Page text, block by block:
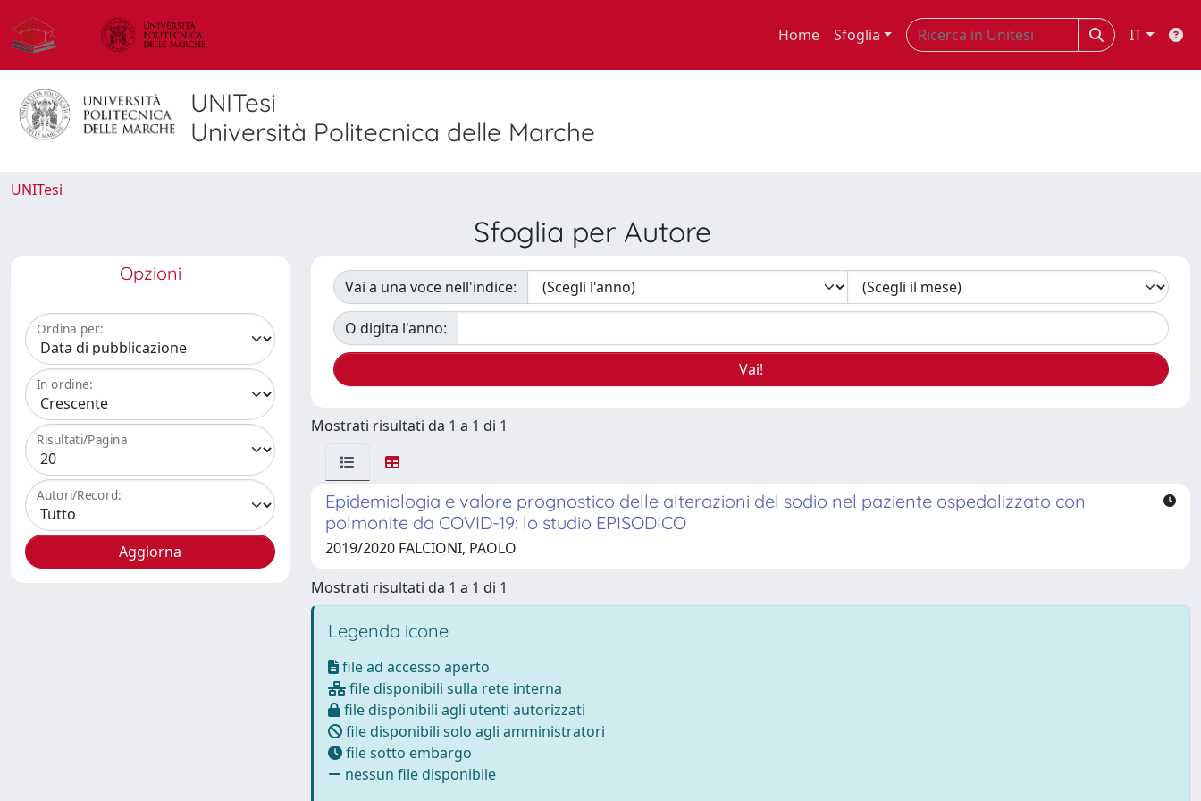
Home Sfoglia IT
UNITesi
Università Politecnica delle Marche
UNITesi
Sfoglia per Autore
Opzioni
Ordina per:
In ordine:
Risultati/Pagina
Autori/Record:
Vai a una voce nell'indice:
O digita l'anno:
Mostrati risultati da 1 a 1 di 1
Epidemiologia e valore prognostico delle alterazioni del sodio nel paziente ospedalizzato con
polmonite da COVID-19: lo studio EPISODICO
2019/2020 FALCIONI, PAOLO
Mostrati risultati da 1 a 1 di 1
Legenda icone
file ad accesso aperto
file disponibili sulla rete interna
file disponibili agli utenti autorizzati
file disponibili solo agli amministratori
file sotto embargo
nessun file disponibile